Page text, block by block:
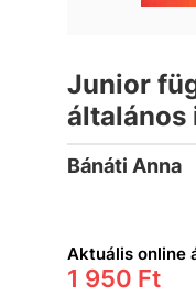
Junior
általános
Bánáti Anna
Aktuális online
1 950 Ft